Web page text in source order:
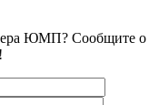
ЮМП? Сообщите о